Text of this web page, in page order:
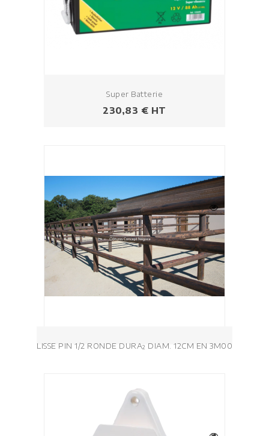
Super Batterie
Prezzo
230,83 € HT
LISSE PIN 1/2 RONDE DURA² DIAM. 12CM EN 3M00